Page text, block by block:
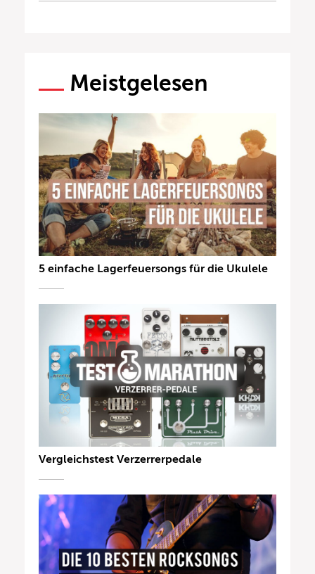
Meistgelesen
5 einfache Lagerfeuersongs für die Ukulele
Vergleichstest Verzerrerpedale